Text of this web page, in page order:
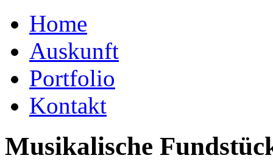
Home
Auskunft
Portfolio
Kontakt
Musikalische